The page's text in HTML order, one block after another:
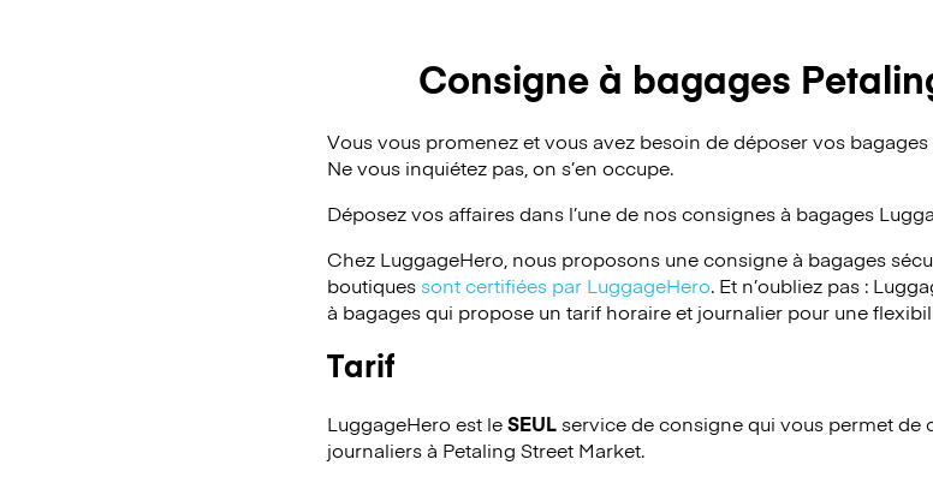
Consigne à bagages
Vous vous promenez et vous avez besoin de déposer vos
Ne vous inquiétez pas, on s’en occupe.
Déposez vos affaires dans l’une de nos consignes à bagages
Chez LuggageHero, nous proposons une consigne à bagages
boutiquessont certifiées par LuggageHero. Et n’oubliez pas :
à bagages qui propose un tarif horaire et journalier pour une
Tarif
LuggageHero est leSEULservice de consigne qui vous permet de
journaliers à Petaling Street Market.